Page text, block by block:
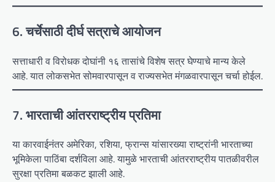
6. चर्चेसाठी दीर्घ सत्राचे आयोजन
सत्ताधारी व विरोधक दोघांनी १६ तासांचे विशेष सत्र घेण्याचे मान्य केले
आहे. यात लोकसभेत सोमवारपासून व राज्यसभेत मंगळवारपासून चर्चा होईल.
7. भारताची आंतरराष्ट्रीय प्रतिमा
या कारवाईनंतर अमेरिका, रशिया, फ्रान्स यांसारख्या राष्ट्रांनी भारताच्या
भूमिकेला पाठिंबा दर्शविला आहे. यामुळे भारताची आंतरराष्ट्रीय पातळीवरील
सुरक्षा प्रतिमा बळकट झाली आहे.